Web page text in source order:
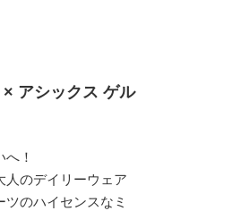
アシックス ゲル
！
人のデイリーウェア
のハイセンスなミ